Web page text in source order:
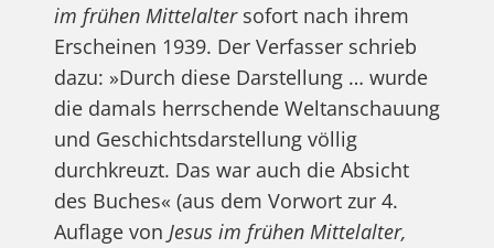
im frühen Mittelaltersofort nach ihrem
Erscheinen 1939. Der Verfasser schrieb
dazu: »Durch diese Darstellung … wurde
die damals herrschende Weltanschauung
und Geschichtsdarstellung völlig
durchkreuzt. Das war auch die Absicht
des Buches« (aus dem Vorwort zur 4.
Auflage von Jesus im frühen Mittelalter,